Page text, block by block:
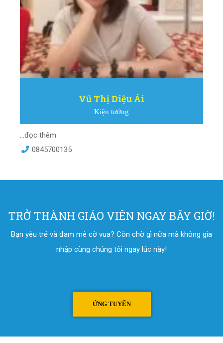
Vũ Thị Diệu Ái
Kiện tướng
...đọc thêm
0845700135
TRỞ THÀNH GIÁO VIÊN NGAY BÂY GIỜ!
Bạn yêu trẻ và đam mê cờ vua? Còn chờ gì nữa mà không gia
nhập cùng chúng tôi ngay lúc này!
ỨNG TUYỂN